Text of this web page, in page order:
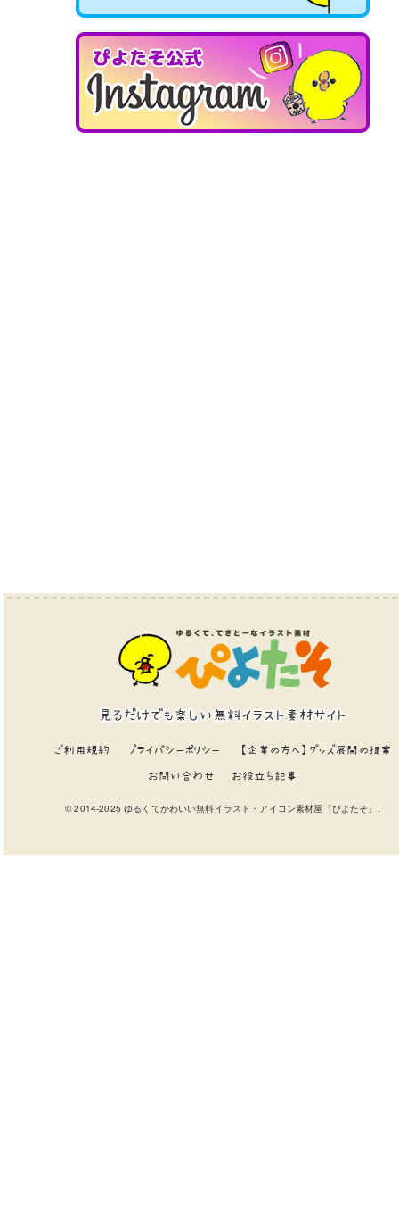
見るだけでも楽しい無料イラスト素材サイト
ご利用規約 プライバシーポリシー 【企業の方へ】グッズ展開の提案
お問い合わせ お役立ち記事
© 2014-2025 ゆるくてかわいい無料イラスト・アイコン素材屋「ぴよたそ」.